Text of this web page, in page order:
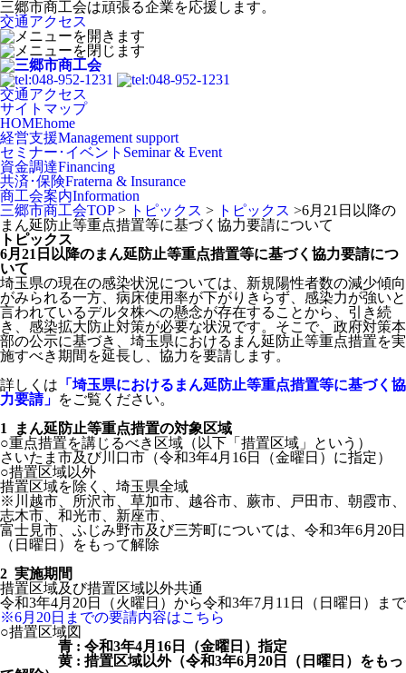
三郷市商工会は頑張る企業を応援します。
交通アクセス
交通アクセス
サイトマップ
HOMEhome
経営支援Management support
セミナー･イベント Seminar & Event
資金調達Financing
共済･保険Fraterna & Insurance
商工会案内Information
三郷市商工会TOP> トピックス > トピックス >6月21日以降の
まん延防止等重点措置等に基づく協力要請について
トピックス
6月21日以降のまん延防止等重点措置等に基づく協力要請につ
いて
埼玉県の現在の感染状況については、新規陽性者数の減少傾向
がみられる一方、病床使用率が下がりきらず、感染力が強いと
言われているデルタ株への懸念が存在することから、引き続
き、感染拡大防止対策が必要な状況です。そこで、政府対策本
部の公示に基づき、埼玉県におけるまん延防止等重点措置を実
施すべき期間を延長し、協力を要請します。
詳しくは 「埼玉県におけるまん延防止等重点措置等に基づく協
力要請」 をご覧ください。
1 まん延防止等重点措置の対象区域
○重点措置を講じるべき区域（以下「措置区域」という）
さいたま市及び川口市（令和3年4月16日（金曜日）に指定）
○措置区域以外
措置区域を除く、埼玉県全域
※川越市、所沢市、草加市、越谷市、蕨市、戸田市、朝霞市、
志木市、和光市、新座市、
富士見市、ふじみ野市及び三芳町については、令和3年6月20日
（日曜日）をもって解除
2 実施期間
措置区域及び措置区域以外共通
令和3年4月20日（火曜日）から令和3年7月11日（日曜日）まで
※6月20日までの要請内容はこちら
○措置区域図
青 : 令和3年4月16日（金曜日）指定
黄 : 措置区域以外（令和3年6月20日（日曜日）をもっ